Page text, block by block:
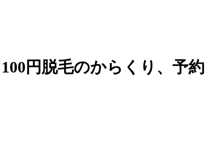
円脱毛のからくり、予約